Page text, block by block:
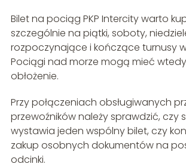
Bilet na pociąg PKP Intercity warto
szczególnie na piątki, soboty,
rozpoczynające i kończące turnusy
Pociągi nad morze mogą mieć
obłożenie.
Przy połączeniach obsługiwanych
przewoźników należy sprawdzić, czy
wystawia jeden wspólny bilet, czy
zakup osobnych dokumentów na
odcinki.